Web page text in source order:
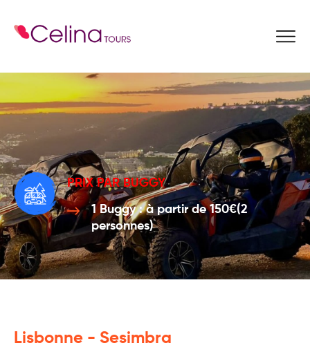
PRIX PAR BUGGY
1 Buggy : à partir de 150€(2
personnes)
Lisbonne - Sesimbra